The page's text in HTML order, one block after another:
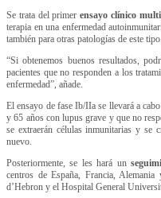
Se trata del primerensayo clínico
terapia en una enfermedad
también para otras patologías de este tipo.
“Si obtenemos buenos resultados,
pacientes que no responden a los
enfermedad”, añade.
El ensayo de fase Ib/IIa se llevará a
y 65 años con lupus grave y que no
se extraerán células inmunitarias y se
nuevo.
Posteriormente, se les hará un
centros de España, Francia,
d’Hebron y el Hospital General